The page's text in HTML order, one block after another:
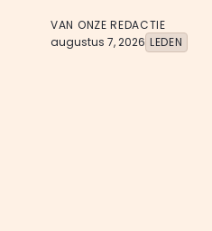
VAN ONZE REDACTIE
augustus 7, 2026 LEDEN